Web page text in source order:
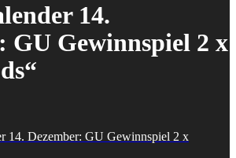
14.
GU Gewinnspiel 2 x
14. Dezember: GU Gewinnspiel 2 x